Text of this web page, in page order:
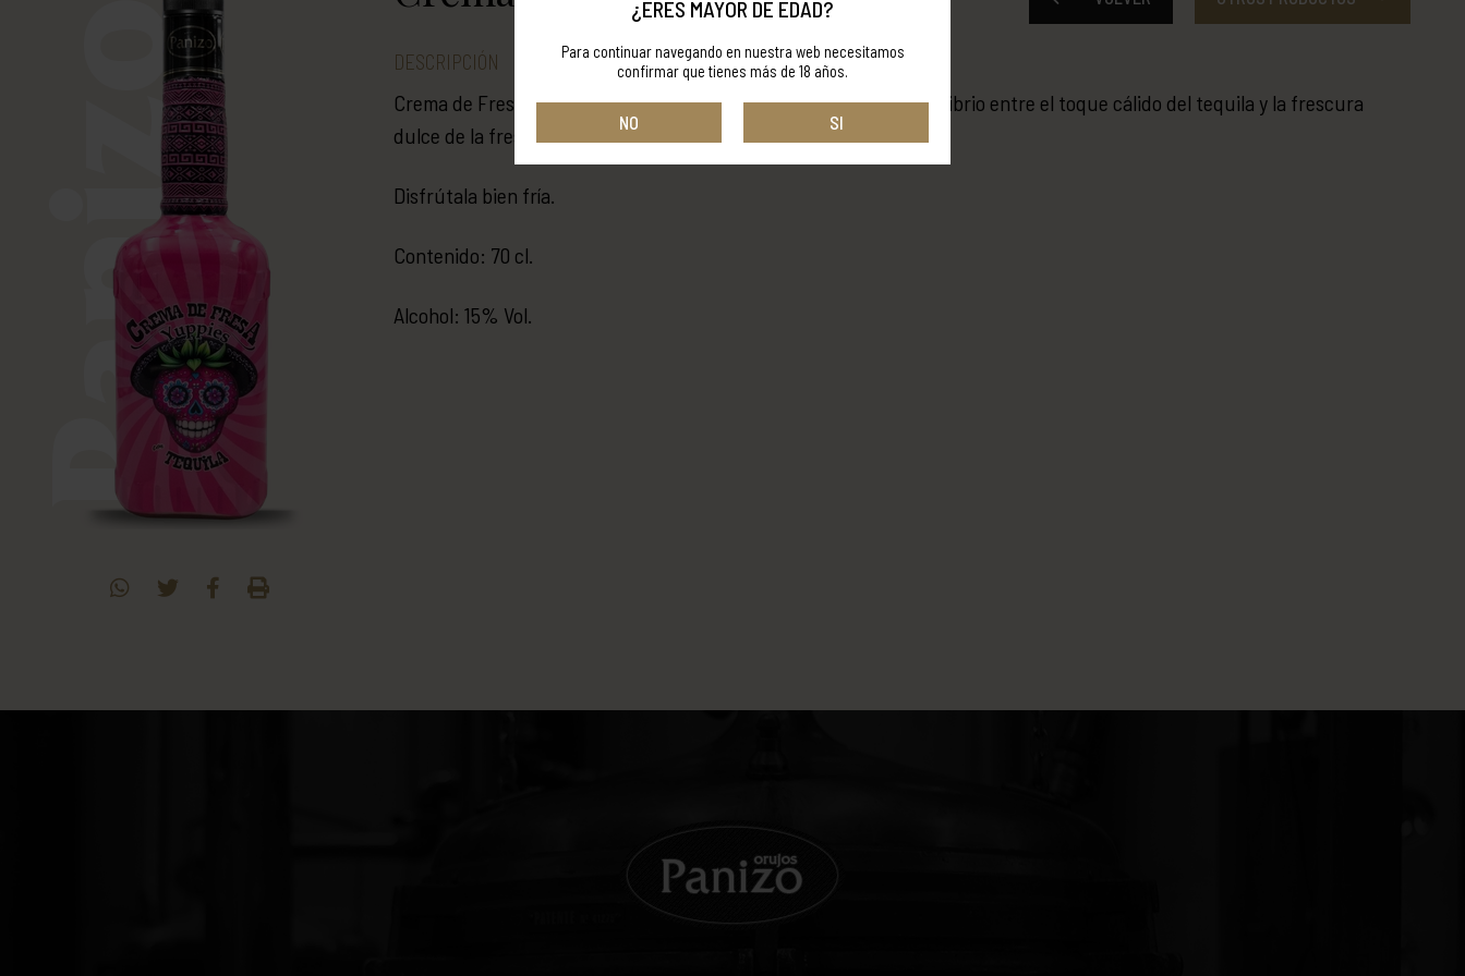
Panizo DESCRIPCIÓN
Crema de Fresa con tequila, suave en boca y con un delicioso equilibrio entre el toque cálido del tequila y la frescura
dulce de la fresa.
Disfrútala bien fría.
Contenido: 70 cl.
Alcohol: 15% Vol.
¿ERES MAYOR DE EDAD?
Para continuar navegando en nuestra web necesitamos
confirmar que tienes más de 18 años.
NO SI